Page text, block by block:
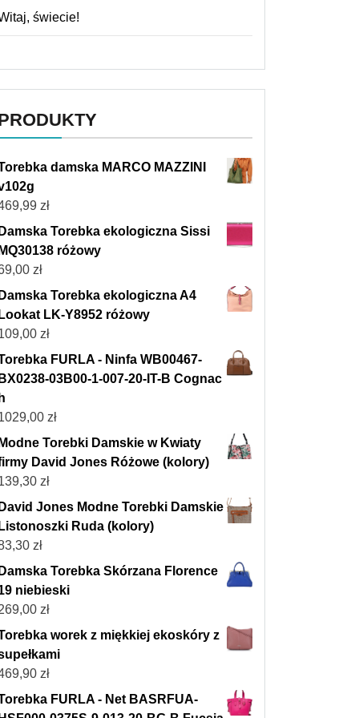
świecie!
damska MARCO MAZZINI
zł
Torebka ekologiczna Sissi
różowy
zł
Torebka ekologiczna A4
LK-Y8952 różowy
zł
FURLA - Ninfa WB00467-
03B00-1-007-20-IT-B Cognac
zł
Torebki Damskie w Kwiaty
David Jones Różowe (kolory)
zł
Jones Modne Torebki Damskie
Ruda (kolory)
zł
Torebka Skórzana Florence
niebieski
zł
worek z miękkiej ekoskóry z
zł
FURLA - Net BASRFUA-